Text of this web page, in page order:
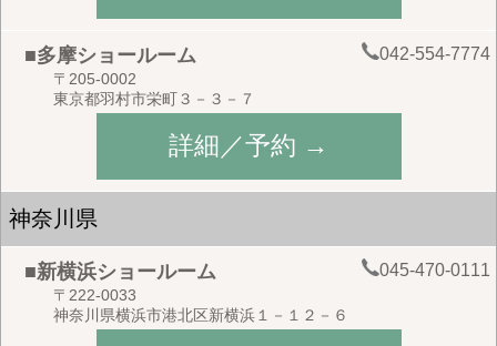
■多摩ショールーム 042-554-7774
〒205-0002
東京都羽村市栄町３－３－７
詳細／予約 →
神奈川県
■新横浜ショールーム 045-470-0111
〒222-0033
神奈川県横浜市港北区新横浜１－１２－６